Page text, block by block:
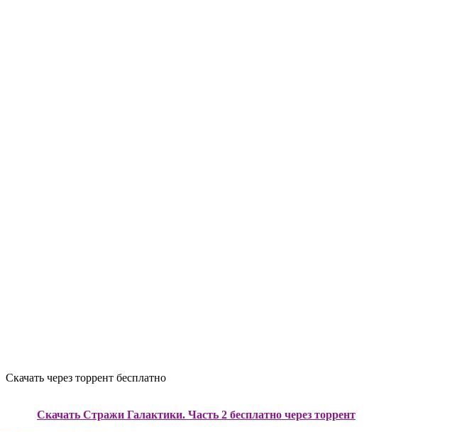
Скачать через торрент бесплатно
Скачать Стражи Галактики. Часть 2 бесплатно через торрент